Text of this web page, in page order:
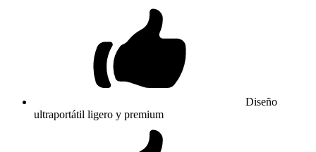
Diseño
ultraportátil ligero y premium